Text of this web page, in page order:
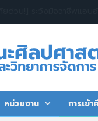
หน่วยงาน การเข้